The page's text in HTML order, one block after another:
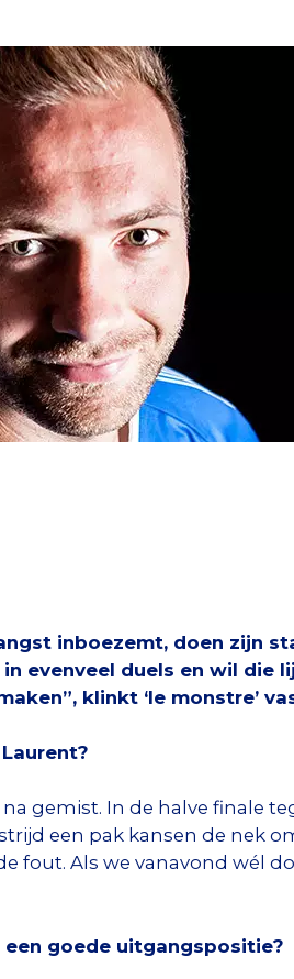
inboezemt, doen zijn
evenveel duels en wil die
klinkt ‘le monstre’
gemist. In de halve finale
een pak kansen de nek
fout. Als we vanavond wél
een goede uitgangspositie?